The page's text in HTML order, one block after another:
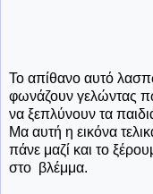
Το απίθανο αυτό
φωνάζουν γελώντας
να ξεπλύνουν τα
Μα αυτή η εικόνα
πάνε μαζί και το
στο βλέμμα.